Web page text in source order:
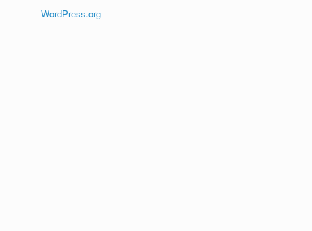
WordPress.org